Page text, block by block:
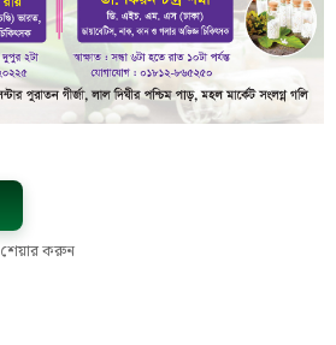
শেয়ার করুন